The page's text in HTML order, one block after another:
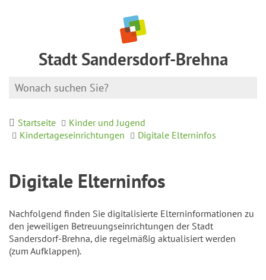
Stadt Sandersdorf-Brehna
Startseite
Kinder und Jugend
Kindertageseinrichtungen
Digitale Elterninfos
Digitale Elterninfos
Nachfolgend finden Sie digitalisierte Elterninformationen zu
den jeweiligen Betreuungseinrichtungen der Stadt
Sandersdorf-Brehna, die regelmäßig aktualisiert werden
(zum Aufklappen).